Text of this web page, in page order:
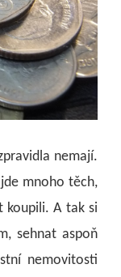
nemají.
mnoho těch,
koupili. A tak si
sehnat aspoň
nemovitosti